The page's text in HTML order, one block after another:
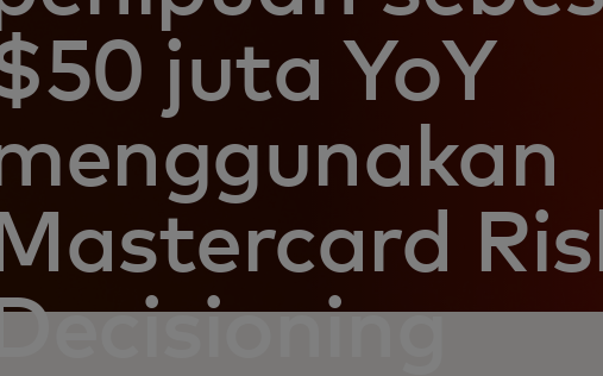
juta YoY